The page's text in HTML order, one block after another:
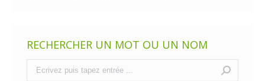
RECHERCHER UN MOT OU UN NOM